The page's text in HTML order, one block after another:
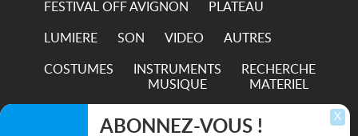
FESTIVAL OFF AVIGNON PLATEAU
LUMIERE SON VIDEO AUTRES
COSTUMES
INSTRUMENTS
MUSIQUE
RECHERCHE
MATERIEL
TRANSPORTS X
ABONNEZ-VOUS !